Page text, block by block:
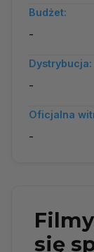
Budżet:
-
Dystrybucja:
-
Oficjalna
-
się